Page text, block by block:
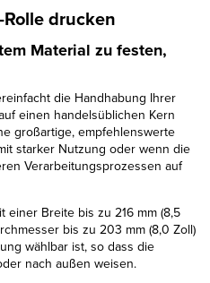
drucken
Material zu festen,
die Handhabung Ihrer
einen handelsüblichen Kern
großartige, empfehlenswerte
starker Nutzung oder wenn die
Verarbeitungsprozessen auf
einer Breite bis zu 216 mm (8,5
bis zu 203 mm (8,0 Zoll)
wählbar ist, so dass die
nach außen weisen.